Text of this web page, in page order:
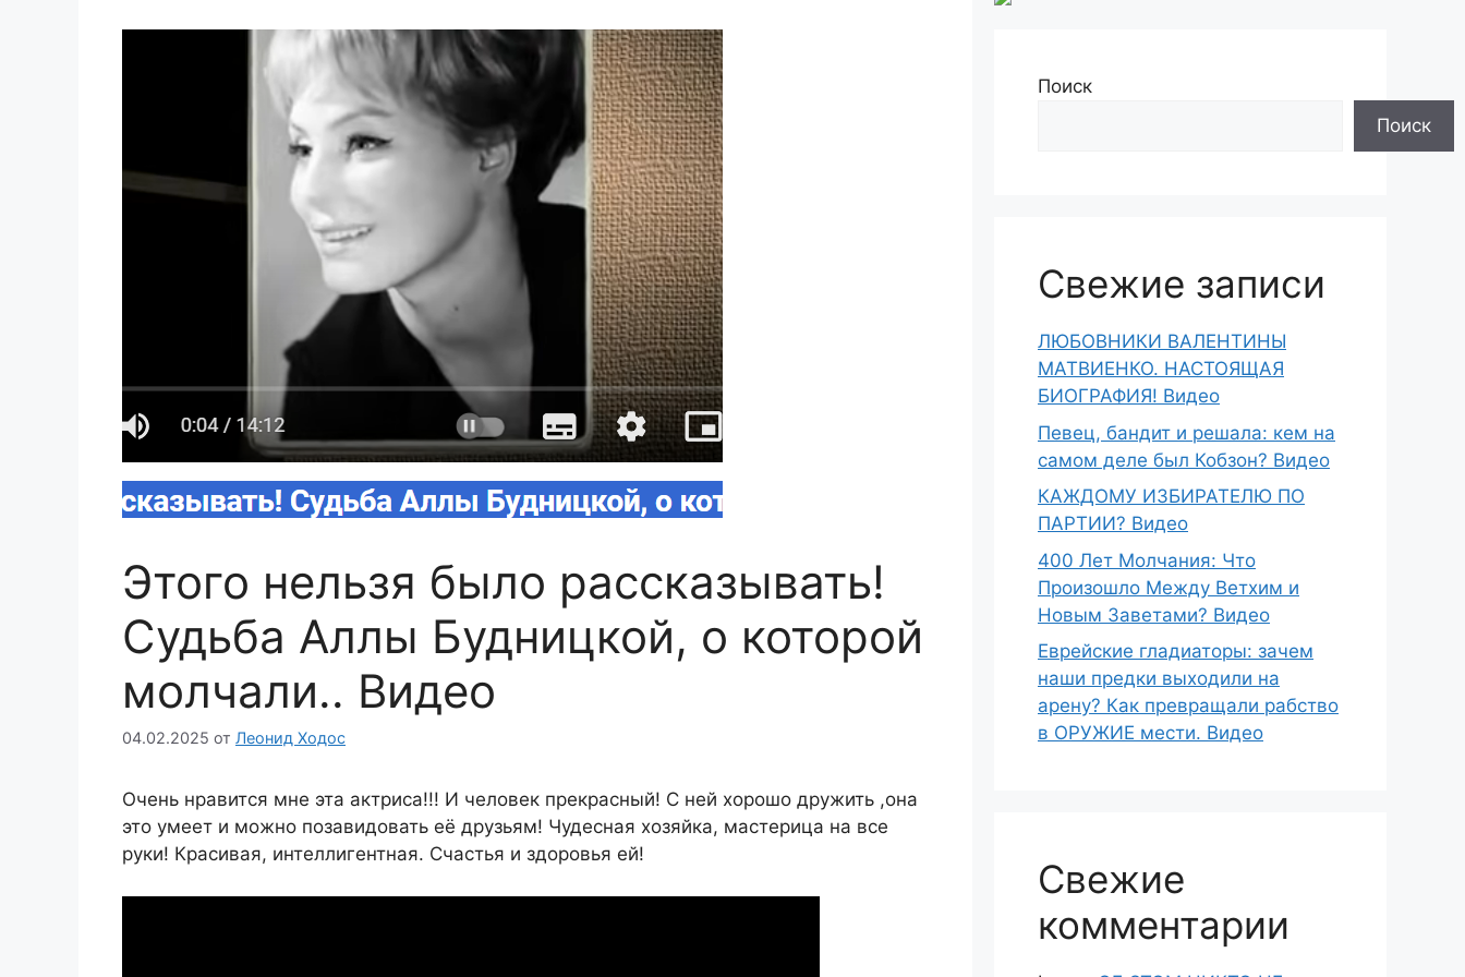
Этого нельзя было рассказывать!
Судьба Аллы Будницкой, о которой
молчали.. Видео
04.02.2025 от Леонид Ходос
Очень нравится мне эта актриса!!! И человек прекрасный! С ней хорошо дружить ,она
это умеет и можно позавидовать её друзьям! Чудесная хозяйка, мастерица на все
руки! Красивая, интеллигентная. Счастья и здоровья ей!
Поиск
Поиск
Свежие записи
ЛЮБОВНИКИ ВАЛЕНТИНЫ
МАТВИЕНКО. НАСТОЯЩАЯ
БИОГРАФИЯ! Видео
Певец, бандит и решала: кем на
самом деле был Кобзон? Видео
КАЖДОМУ ИЗБИРАТЕЛЮ ПО
ПАРТИИ? Видео
400 Лет Молчания: Что
Произошло Между Ветхим и
Новым Заветами? Видео
Еврейские гладиаторы: зачем
наши предки выходили на
арену? Как превращали рабство
в ОРУЖИЕ мести. Видео
Свежие
комментарии